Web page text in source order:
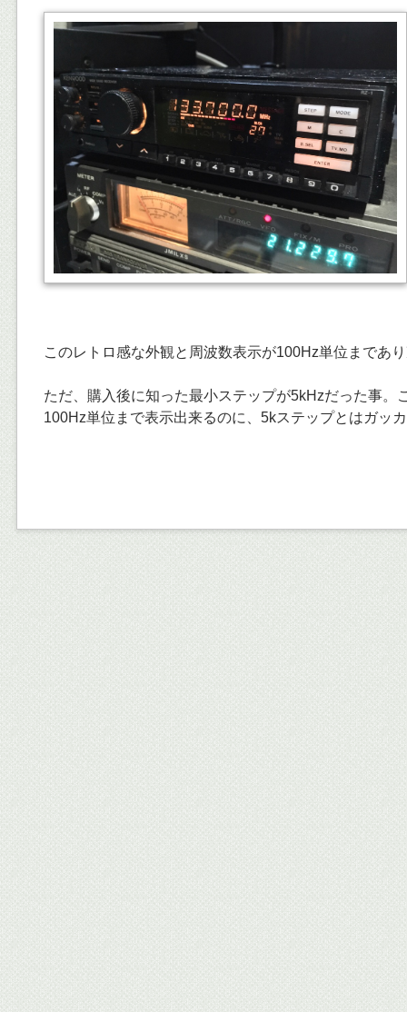
このレトロ感な外観と周波数表示が100Hz単位まであ
ただ、購入後に知った最小ステップが5kHzだった事。
100Hz単位まで表示出来るのに、5kステップとはガッ